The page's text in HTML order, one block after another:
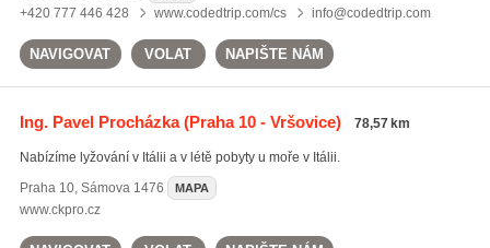
+420 777 446 428 www.codedtrip.com/cs info@codedtrip.com
NAVIGOVAT VOLAT NAPIŠTE NÁM
Ing. Pavel Procházka(Praha 10 - Vršovice) 78,57 km
Nabízíme lyžování v Itálii a v létě pobyty u moře v Itálii.
Praha 10, Sámova 1476 MAPA
www.ckpro.cz